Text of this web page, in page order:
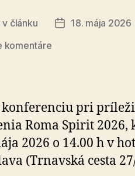
článku
Dátum
18. mája 2026
komentárena
Roma
Spirit
2026
konferenciu pri
Roma Spirit 2026,
2026 o 14.00 h v
(Trnavská cesta